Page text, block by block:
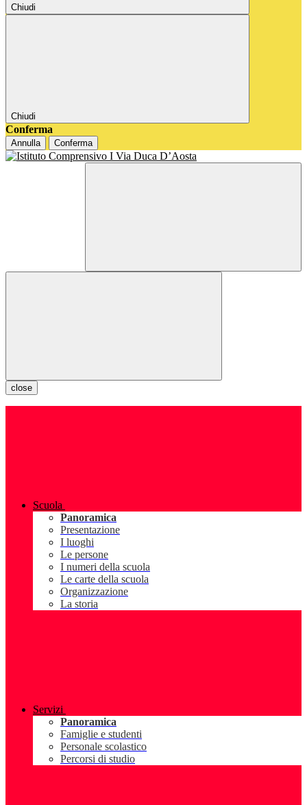
Chiudi
Chiudi
Conferma
Annulla Conferma
close
Scuola
Panoramica
Presentazione
I luoghi
Le persone
I numeri della scuola
Le carte della scuola
Organizzazione
La storia
Servizi
Panoramica
Famiglie e studenti
Personale scolastico
Percorsi di studio